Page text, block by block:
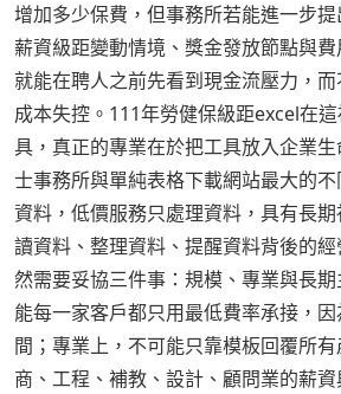
增加多少保費，但事務所若能進一步提
薪資級距變動情境、獎金發放節點與
就能在聘人之前先看到現金流壓力，
成本失控。111年勞健保級距excel在
具，真正的專業在於把工具放入企業
士事務所與單純表格下載網站最大的
資料，低價服務只處理資料，具有長
讀資料、整理資料、提醒資料背後的
然需要妥協三件事：規模、專業與長
能每一家客戶都只用最低費率承接，
間；專業上，不可能只靠模板回覆所
商、工程、補教、設計、顧問業的薪資